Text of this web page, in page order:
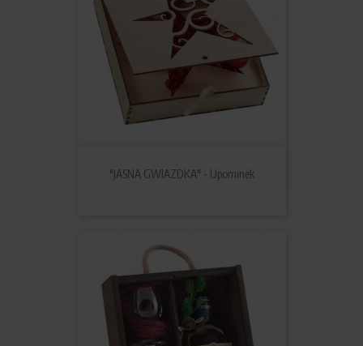
"JASNA GWIAZDKA" - Upominek